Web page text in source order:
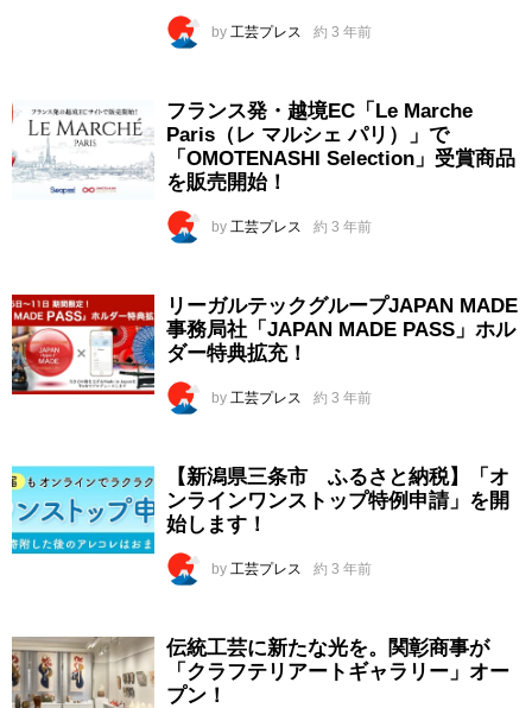
by 工芸プレス 約 3 年前
フランス発・越境EC「Le Marche
Paris（レ マルシェ パリ）」で
「OMOTENASHI Selection」受賞商品
を販売開始！
by 工芸プレス 約 3 年前
リーガルテックグループJAPAN MADE
事務局社「JAPAN MADE PASS」ホル
ダー特典拡充！
by 工芸プレス 約 3 年前
【新潟県三条市 ふるさと納税】「オ
ンラインワンストップ特例申請」を開
始します！
by 工芸プレス 約 3 年前
伝統工芸に新たな光を。関彰商事が
「クラフテリアートギャラリー」オー
プン！